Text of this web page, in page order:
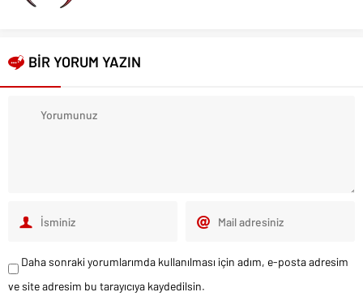
BİR YORUM YAZIN
Daha sonraki yorumlarımda kullanılması için adım, e-posta adresim
ve site adresim bu tarayıcıya kaydedilsin.